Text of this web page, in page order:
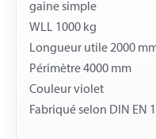
gaine simple
WLL 1000 kg
Longueur utile 2000
Périmètre 4000 mm
Couleur violet